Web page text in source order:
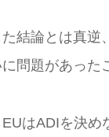
結論とは真逆、
問題があった
はADIを決め